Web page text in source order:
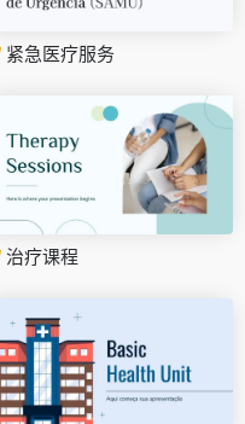
紧急医疗服务
治疗课程